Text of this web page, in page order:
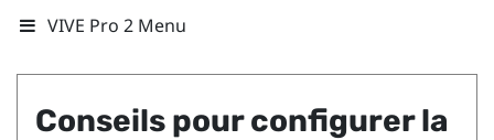
VIVE Pro 2 Menu
Conseils pour configurer la